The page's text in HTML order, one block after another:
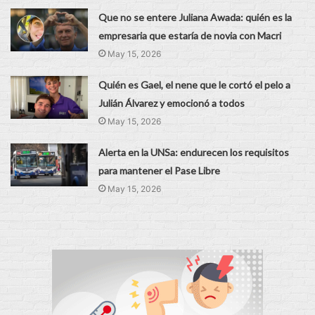
Que no se entere Juliana Awada: quién es la
empresaria que estaría de novia con Macri
May 15, 2026
Quién es Gael, el nene que le cortó el pelo a
Julián Álvarez y emocionó a todos
May 15, 2026
Alerta en la UNSa: endurecen los requisitos
para mantener el Pase Libre
May 15, 2026